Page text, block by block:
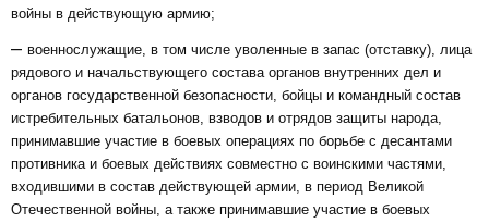
войны в действующую армию;
– военнослужащие, в том числе уволенные в запас (отставку), лица
рядового и начальствующего состава органов внутренних дел и
органов государственной безопасности, бойцы и командный состав
истребительных батальонов, взводов и отрядов защиты народа,
принимавшие участие в боевых операциях по борьбе с десантами
противника и боевых действиях совместно с воинскими частями,
входившими в состав действующей армии, в период Великой
Отечественной войны, а также принимавшие участие в боевых